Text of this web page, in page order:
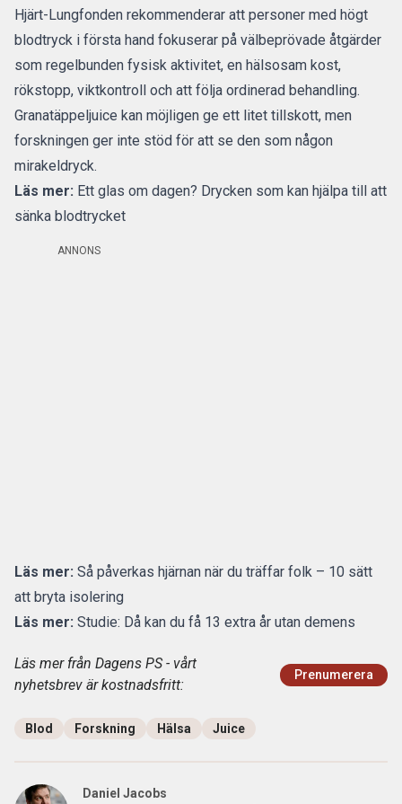
Hjärt-Lungfonden rekommenderar att personer med högt
blodtryck i första hand fokuserar på välbeprövade åtgärder
som regelbunden fysisk aktivitet, en hälsosam kost,
rökstopp, viktkontroll och att följa ordinerad behandling.
Granatäppeljuice kan möjligen ge ett litet tillskott, men
forskningen ger inte stöd för att se den som någon
mirakeldryck.
Läs mer: Ett glas om dagen? Drycken som kan hjälpa till att
sänka blodtrycket
ANNONS
Läs mer: Så påverkas hjärnan när du träffar folk – 10 sätt
att bryta isolering
Läs mer: Studie: Då kan du få 13 extra år utan demens
Läs mer från Dagens PS - vårt
nyhetsbrev är kostnadsfritt:
Prenumerera
Blod Forskning Hälsa Juice
Daniel Jacobs